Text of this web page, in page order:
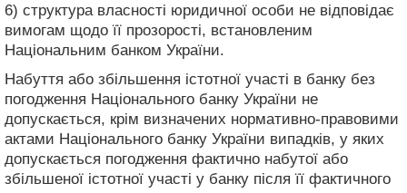
6) структура власності юридичної особи не відповідає
вимогам щодо її прозорості, встановленим
Національним банком України.
Набуття або збільшення істотної участі в банку без
погодження Національного банку України не
допускається, крім визначених нормативно-правовими
актами Національного банку України випадків, у яких
допускається погодження фактично набутої або
збільшеної істотної участі у банку після її фактичного